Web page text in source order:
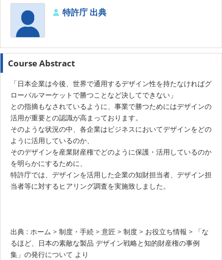
特許庁 出典
Course Abstract
「日本企業は今後、世界で通用するデザイン性を持たなければグ
ローバルマーケットで勝つことなど決してできない」
との指摘もなされているように、事業で勝つためにはデザインの
活用が重要との認識が高まっております。
そのような状況の中、各企業はビジネスにおいてデザインをどの
ように活用しているのか、
そのデザインを産業財産権でどのように保護・活用しているのか
を明らかにするために、
特許庁では、デザインを活用した企業の知財担当者、デザイン担
当者等に対するヒアリング調査を実施致しました。
出典 : ホーム > 制度・手続 > 意匠 > 制度 > お役立ち情報 > 「な
るほど、日本の素敵な製品 デザイン戦略と知的財産権の事例
集」の発行について より